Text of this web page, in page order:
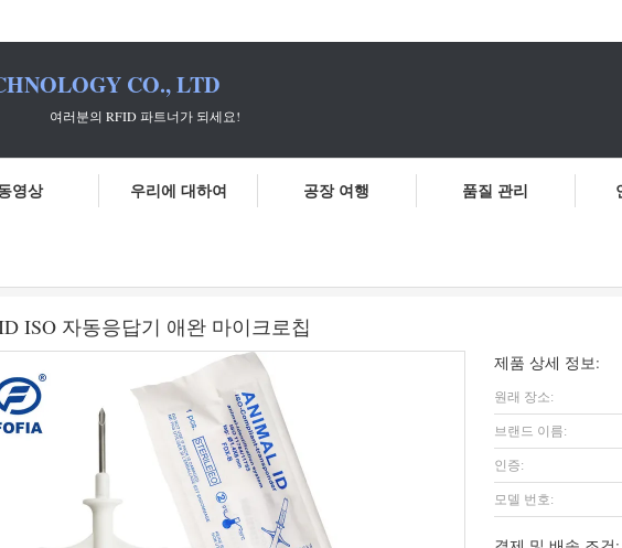
CO., LTD
파트너가 되세요!
영상 우리에 대하여 공장 여행 품질 관리
ISO 자동응답기 애완 마이크로칩
제품 상세 정보:
원래 장소:
브랜드 이름:
인증:
모델 번호: